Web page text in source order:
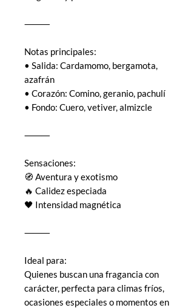
⸻
Notas principales:
• Salida: Cardamomo, bergamota,
azafrán
• Corazón: Comino, geranio, pachulí
• Fondo: Cuero, vetiver, almizcle
⸻
Sensaciones:
🧭 Aventura y exotismo
🔥 Calidez especiada
🖤 Intensidad magnética
⸻
Ideal para:
Quienes buscan una fragancia con
carácter, perfecta para climas fríos,
ocasiones especiales o momentos en